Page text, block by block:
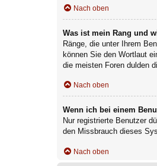
Nach oben
Was ist mein Rang und
Ränge, die unter Ihrem
können Sie den Wortlaut
die meisten Foren dulden
Nach oben
Wenn ich bei einem
Nur registrierte Benutzer
den Missbrauch dieses
Nach oben